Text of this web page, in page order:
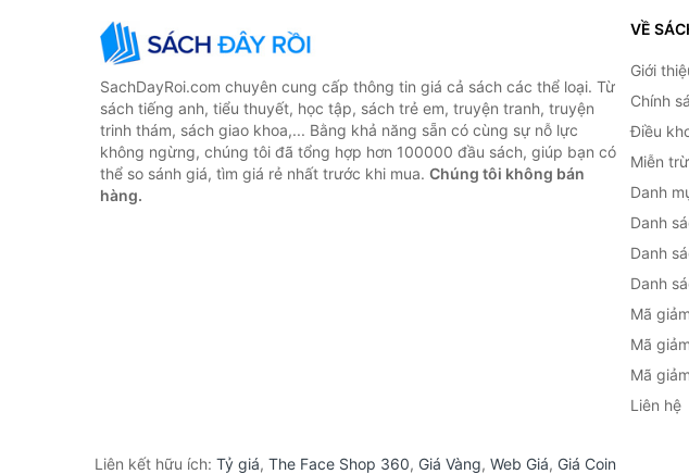
SachDayRoi.com chuyên cung cấp thông tin giá cả sách các thể loại. Từ
sách tiếng anh, tiểu thuyết, học tập, sách trẻ em, truyện tranh, truyện
trinh thám, sách giao khoa,... Bằng khả năng sẵn có cùng sự nỗ lực
không ngừng, chúng tôi đã tổng hợp hơn 100000 đầu sách, giúp bạn có
thể so sánh giá, tìm giá rẻ nhất trước khi mua. Chúng tôi không bán
hàng.
VỀ
Giới
Chính
Điều
Miễn
Danh
Danh
Danh
Danh
Mã
Mã
Mã
Liên hệ
Liên kết hữu ích: Tỷ giá, The Face Shop 360, Giá Vàng, Web Giá, Giá Coin